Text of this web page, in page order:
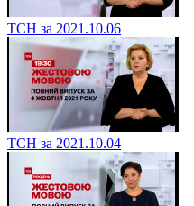
ТСН за 2021.10.06
ТСН за 2021.10.04